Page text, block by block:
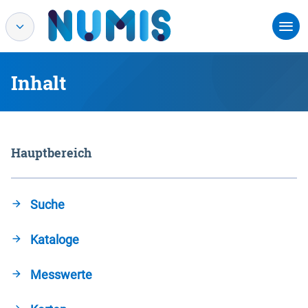
Inhalt
Hauptbereich
Suche
Kataloge
Messwerte